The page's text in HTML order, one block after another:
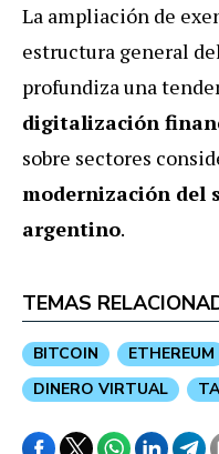
La ampliación de
estructura general
profundiza una
digitalización
sobre sectores
modernización del
argentino.
TEMAS
BITCOIN ETHEREUM
DINERO VIRTUAL